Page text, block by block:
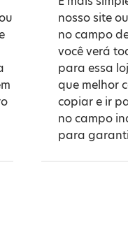
nosso site
no campo
você verá
para essa
que melhor
copiar e ir
no campo
para